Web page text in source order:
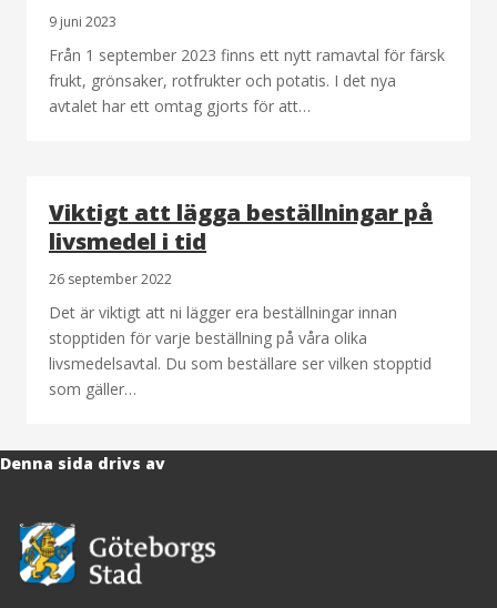
9 juni 2023
Från 1 september 2023 finns ett nytt ramavtal för färsk
frukt, grönsaker, rotfrukter och potatis. I det nya
avtalet har ett omtag gjorts för att…
Viktigt att lägga beställningar på
livsmedel i tid
26 september 2022
Det är viktigt att ni lägger era beställningar innan
stopptiden för varje beställning på våra olika
livsmedelsavtal. Du som beställare ser vilken stopptid
som gäller…
Denna sida drivs av